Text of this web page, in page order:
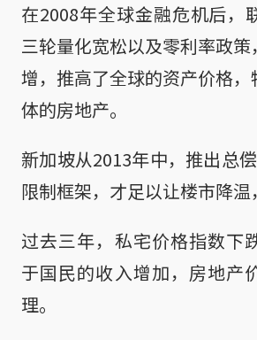
在2008年全球金融危机后，
三轮量化宽松以及零利率政
增，推高了全球的资产价格
体的房地产。
新加坡从2013年中，推出总偿
限制框架，才足以让楼市降温
过去三年，私宅价格指数下
于国民的收入增加，房地产
理。